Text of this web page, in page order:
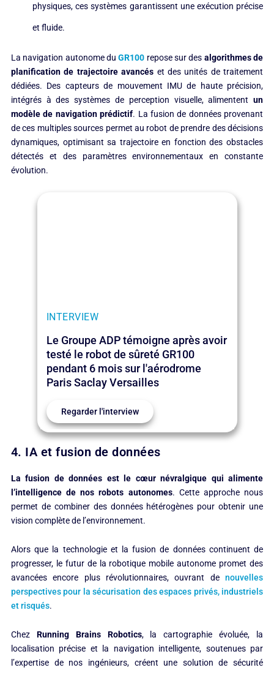
physiques, ces systèmes garantissent une exécution précise
et fluide.
La navigation autonome duGR100 repose sur des algorithmes de
planification de trajectoire avancés et des unités de traitement
dédiées. Des capteurs de mouvement IMU de haute précision,
intégrés à des systèmes de perception visuelle, alimententun
modèle de navigation prédictif. La fusion de données provenant
de ces multiples sources permet au robot de prendre des décisions
dynamiques, optimisant sa trajectoire en fonction des obstacles
détectés et des paramètres environnementaux en constante
évolution.
INTERVIEW
Le Groupe ADP témoigne après avoir
testé le robot de sûreté GR100
pendant 6 mois sur l'aérodrome
Paris Saclay Versailles
Regarder l'interview
4. IA et fusion de données
La fusion de données est le cœur névralgique qui alimente
l’intelligence de nos robots autonomes. Cette approche nous
permet de combiner des données hétérogènes pour obtenir une
vision complète de l’environnement.
Alors que la technologie et la fusion de données continuent de
progresser, le futur de la robotique mobile autonome promet des
avancées encore plus révolutionnaires, ouvrant denouvelles
perspectives pour la sécurisation des espaces privés, industriels
et risqués.
Chez Running Brains Robotics, la cartographie évoluée, la
localisation précise et la navigation intelligente, soutenues par
l’expertise de nos ingénieurs, créent une solution de sécurité